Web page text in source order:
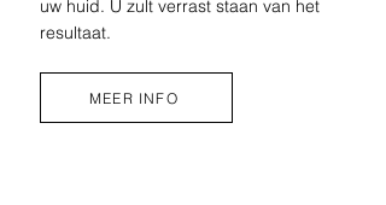
uw huid. U zult verrast staan van het
resultaat.
MEER INFO